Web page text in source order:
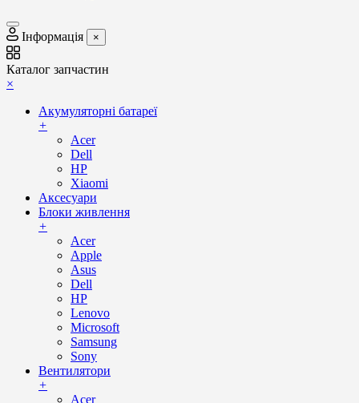
Інформація ×
Каталог запчастин
×
Акумуляторні батареї
+
Acer
Dell
HP
Xiaomi
Аксесуари
Блоки живлення
+
Acer
Apple
Asus
Dell
HP
Lenovo
Microsoft
Samsung
Sony
Вентилятори
+
Acer